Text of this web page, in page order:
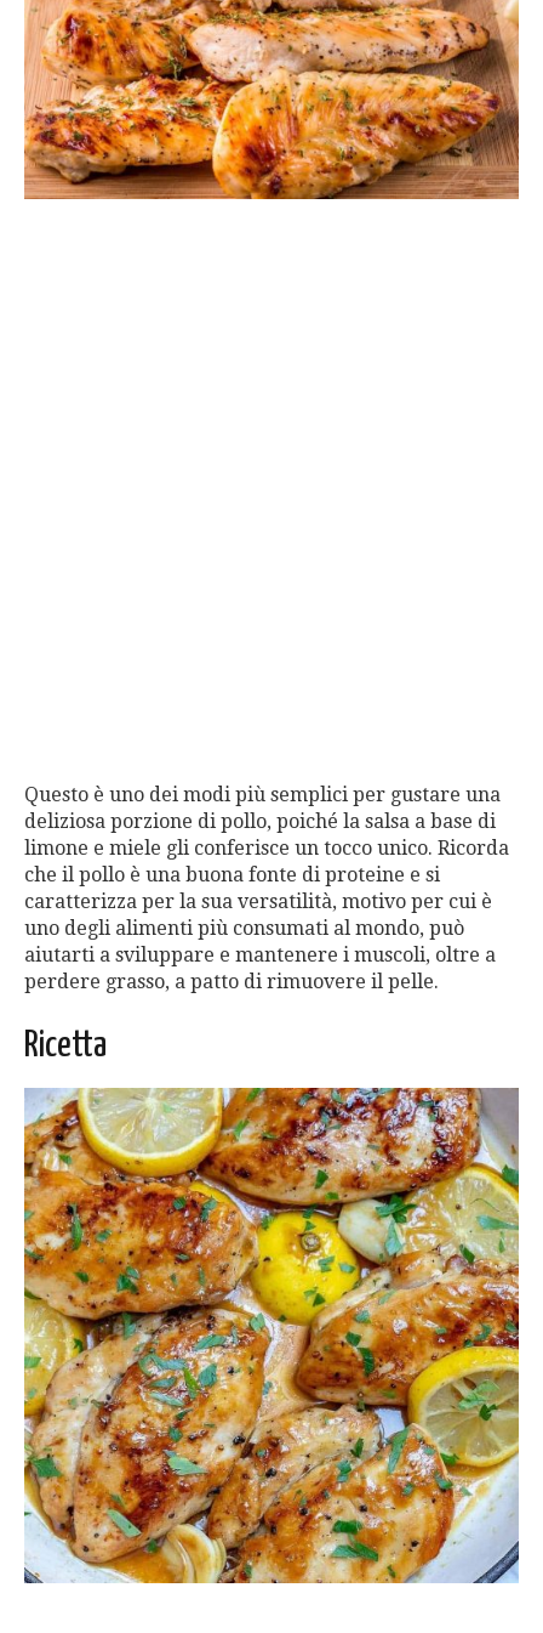
Questo è uno dei modi più semplici per gustare una
deliziosa porzione di pollo, poiché la salsa a base di
limone e miele gli conferisce un tocco unico. Ricorda
che il pollo è una buona fonte di proteine ​​e si
caratterizza per la sua versatilità, motivo per cui è
uno degli alimenti più consumati al mondo, può
aiutarti a sviluppare e mantenere i muscoli, oltre a
perdere grasso, a patto di rimuovere il pelle.
Ricetta